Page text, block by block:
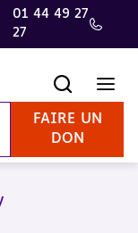
01 44 49 27
27
FAIRE UN
DON